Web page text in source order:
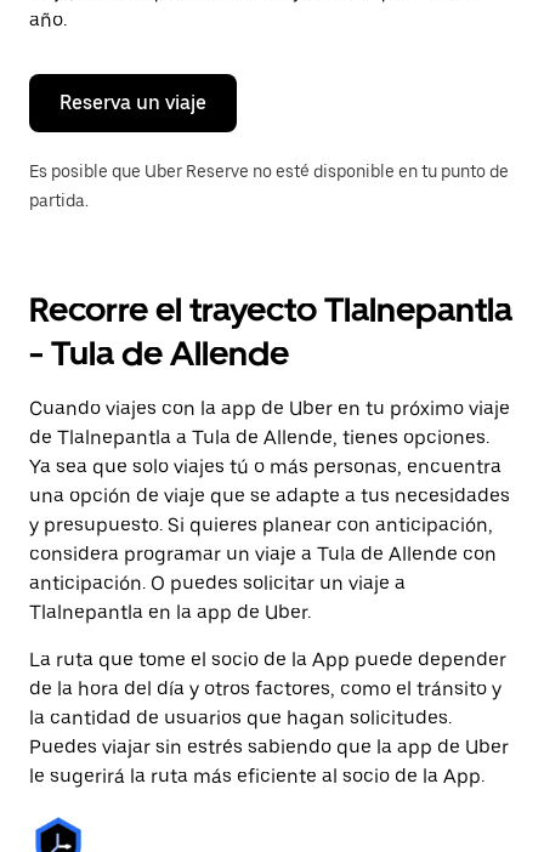
para
cerrar
calendario.
año.
Reserva un viaje
Es posible que Uber Reserve no esté disponible en tu punto de
partida.
Recorre el trayecto Tlalnepantla
- Tula de Allende
Cuando viajes con la app de Uber en tu próximo viaje
de Tlalnepantla a Tula de Allende, tienes opciones.
Ya sea que solo viajes tú o más personas, encuentra
una opción de viaje que se adapte a tus necesidades
y presupuesto. Si quieres planear con anticipación,
considera programar un viaje a Tula de Allende con
anticipación. O puedes solicitar un viaje a
Tlalnepantla en la app de Uber.
La ruta que tome el socio de la App puede depender
de la hora del día y otros factores, como el tránsito y
la cantidad de usuarios que hagan solicitudes.
Puedes viajar sin estrés sabiendo que la app de Uber
le sugerirá la ruta más eficiente al socio de la App.